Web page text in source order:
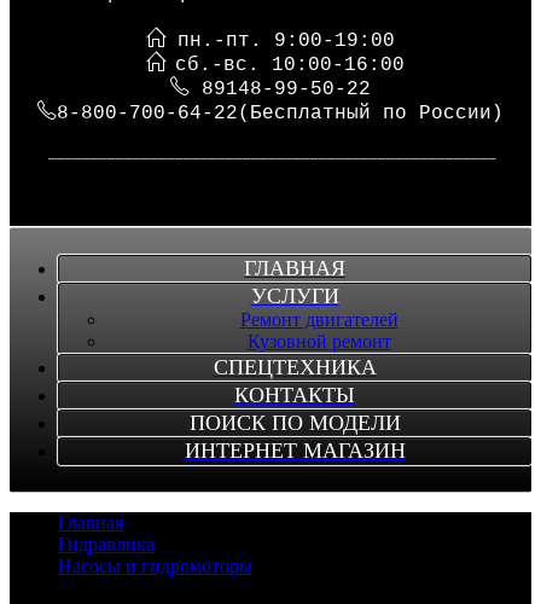
пн.-пт. 9:00-19:00
сб.-вс. 10:00-16:00
89148-99-50-22
8-800-700-64-22(Бесплатный по России)
ГЛАВНАЯ
УСЛУГИ
Ремонт двигателей
Кузовной ремонт
СПЕЦТЕХНИКА
КОНТАКТЫ
ПОИСК ПО МОДЕЛИ
ИНТЕРНЕТ МАГАЗИН
Главная
Гидравлика
Насосы и гидромоторы